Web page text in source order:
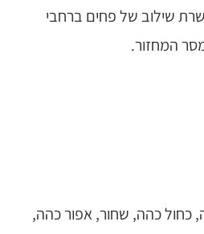
שילוב של פחים ברחבי
המחזור.
כחול כהה, שחור, אפור כהה,